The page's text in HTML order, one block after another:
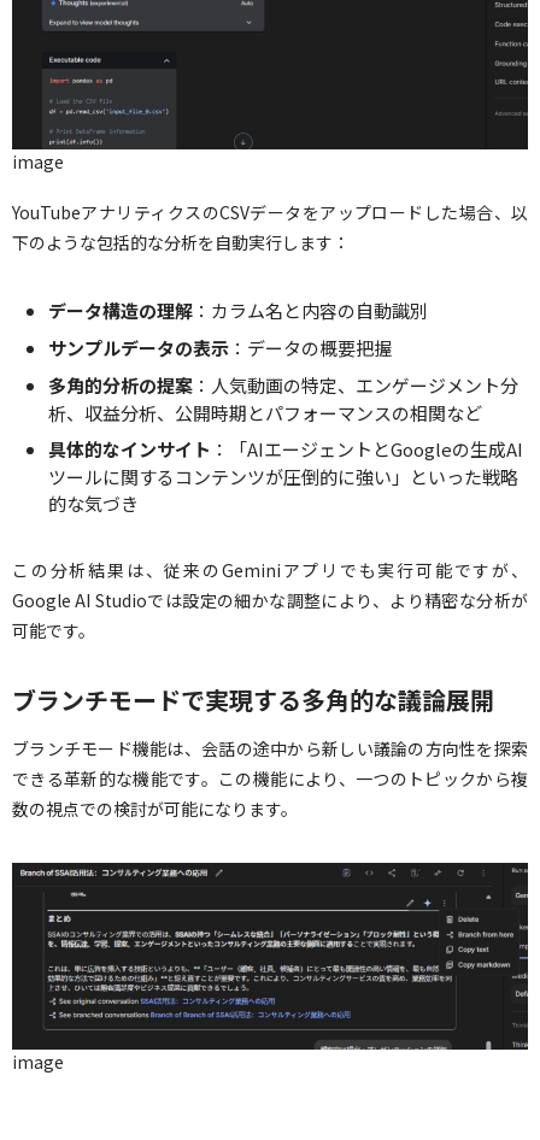
image
YouTubeアナリティクスのCSVデータをアップロードした場合、以
下のような包括的な分析を自動実行します：
データ構造の理解 ：カラム名と内容の自動識別
サンプルデータの表示 ：データの概要把握
多角的分析の提案 ：人気動画の特定、エンゲージメント分
析、収益分析、公開時期とパフォーマンスの相関など
具体的なインサイト ：「AIエージェントとGoogleの生成AI
ツールに関するコンテンツが圧倒的に強い」といった戦略
的な気づき
この分析結果は、従来のGeminiアプリでも実行可能ですが、
Google AI Studioでは設定の細かな調整により、より精密な分析が
可能です。
ブランチモードで実現する多角的な議論展開
ブランチモード機能は、会話の途中から新しい議論の方向性を探索
できる革新的な機能です。この機能により、一つのトピックから複
数の視点での検討が可能になります。
image